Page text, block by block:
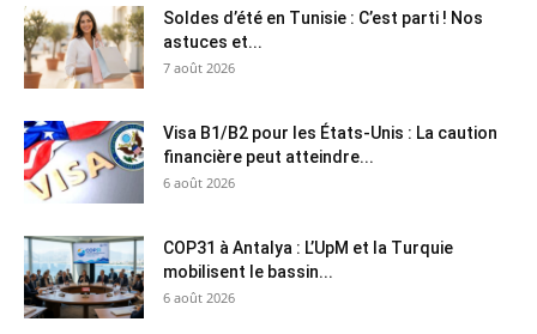
Soldes d’été en Tunisie : C’est parti ! Nos
astuces et...
7 août 2026
Visa B1/B2 pour les États-Unis : La caution
financière peut atteindre...
6 août 2026
COP31 à Antalya : L’UpM et la Turquie
mobilisent le bassin...
6 août 2026